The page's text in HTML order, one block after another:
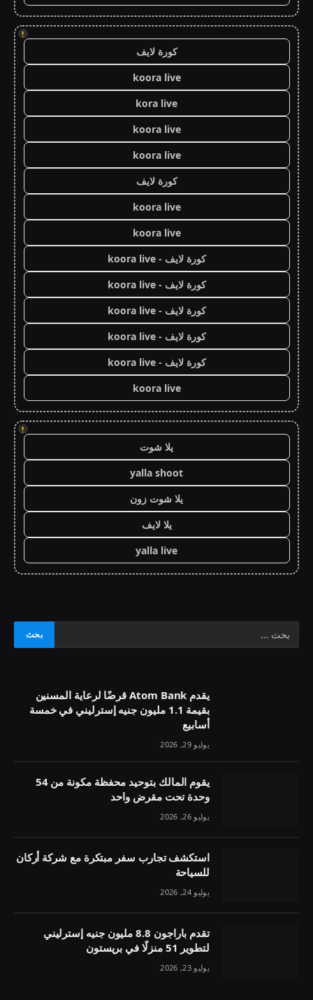
!
كورة لايف
koora live
kora live
koora live
koora live
كورة لايف
koora live
koora live
كورة لايف - koora live
كورة لايف - koora live
كورة لايف - koora live
كورة لايف - koora live
كورة لايف - koora live
koora live
!
يلا شوت
yalla shoot
يلا شوت زون
يلا لايف
yalla live
يقدم Atom Bank قرضًا لرعاية المسنين
بقيمة 1.1 مليون جنيه إسترليني في خمسة
أسابيع
يوليو 29, 2026
يقوم المالك بتوحيد محفظة مكونة من 54
وحدة تحت مقرض واحد
يوليو 26, 2026
استكشف تجارب سفر مبتكرة مع شركة أركان
للسياحة
يوليو 24, 2026
تقدم باراجون 8.8 مليون جنيه إسترليني
لتطوير 51 منزلًا في بريستون
يوليو 23, 2026